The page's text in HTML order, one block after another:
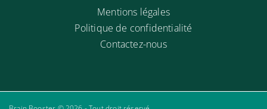
Mentions légales
Politique de confidentialité
Contactez-nous